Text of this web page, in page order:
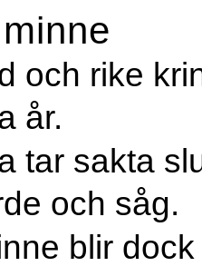
och rike
år.
tar sakta
och såg.
blir